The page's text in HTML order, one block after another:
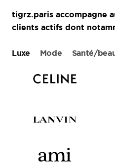
tigrz.paris accompagne
clients actifs dont
Luxe Mode Santé/